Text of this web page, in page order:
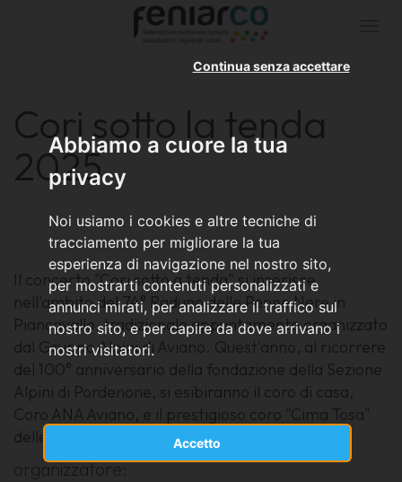
Abbiamo a cuore la tua
privacy
Noi usiamo i cookies e altre tecniche di
tracciamento per migliorare la tua
esperienza di navigazione nel nostro sito,
per mostrarti contenuti personalizzati e
annunci mirati, per analizzare il traffico sul
nostro sito, e per capire da dove arrivano i
nostri visitatori.
Accetto
Continua senza accettare
Cori sotto la tenda
2025
Il concerto "Cori sotto a tenda" si inserisce
nell'ambito del 74° Raduno delle Penne Nere in
Piancavallo, tradizionale appuntamento organizzato
dal Gruppo Alpini di Aviano. Quest'anno, al ricorrere
del 100° anniversario della fondazione della Sezione
Alpini di Pordenone, si esibiranno il coro di casa,
Coro ANA Aviano, e il prestigioso coro "Cima Tosa"
delle Valli Giudicarie Esteriori (TN).
organizzatore: